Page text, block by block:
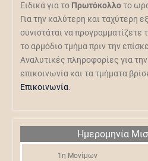
Ειδικά για το Πρωτόκολλοτο
Για την καλύτερη και ταχύτερη
συνιστάται να
το αρμόδιο τμήμα πριν την
Αναλυτικές πληροφορίες για
επικοινωνία και τα τμήματα
Επικοινωνία.
Ημερομηνία
1η Μονίμων